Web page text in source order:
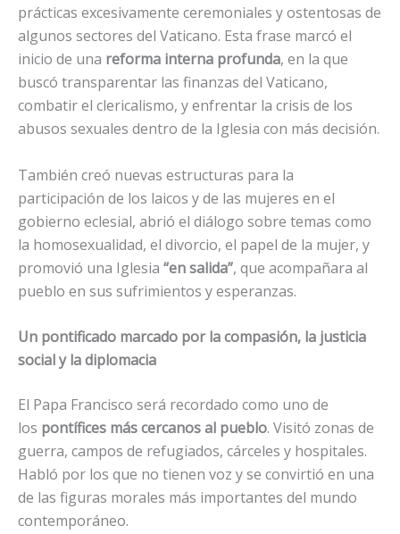
prácticas excesivamente ceremoniales y ostentosas de
algunos sectores del Vaticano. Esta frase marcó el
inicio de una reforma interna profunda, en la que
buscó transparentar las finanzas del Vaticano,
combatir el clericalismo, y enfrentar la crisis de los
abusos sexuales dentro de la Iglesia con más decisión.
También creó nuevas estructuras para la
participación de los laicos y de las mujeres en el
gobierno eclesial, abrió el diálogo sobre temas como
la homosexualidad, el divorcio, el papel de la mujer, y
promovió una Iglesia “en salida”, que acompañara al
pueblo en sus sufrimientos y esperanzas.
Un pontificado marcado por la compasión, la justicia
social y la diplomacia
El Papa Francisco será recordado como uno de
los pontífices más cercanos al pueblo. Visitó zonas de
guerra, campos de refugiados, cárceles y hospitales.
Habló por los que no tienen voz y se convirtió en una
de las figuras morales más importantes del mundo
contemporáneo.